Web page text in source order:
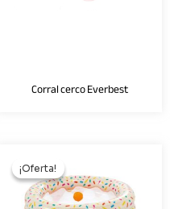
Corral cerco Everbest
¡Oferta!
¡Oferta!
original
era:
S/112.00.
es:
S/95.00.